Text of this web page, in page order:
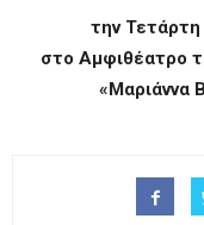
την Τετάρτη
στο Αμφιθέατρο
«Μαριάννα